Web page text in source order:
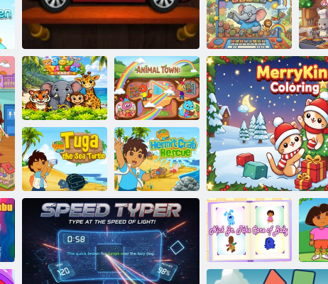
Repülő cápa
Gyerekek autó rejtvények
Gyerekek Állati
Szórakozás
Első szavaim
Joy Tiles Easy Állatváros
Hajrá Diego Go!
Tuga a tengeri
teknős
Hajrá Diego Go!
Remete
rákmentés